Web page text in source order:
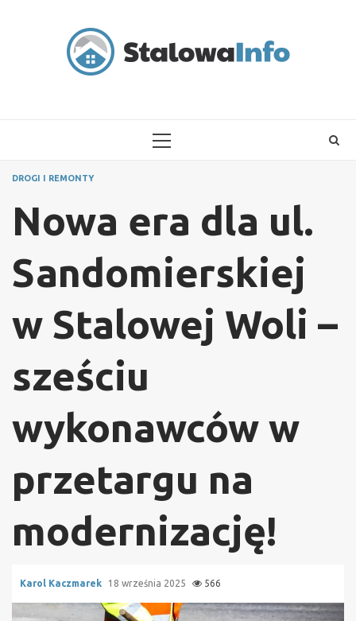
PRIMARY
DROGI I REMONTY
Nowa era dla ul.
Sandomierskiej
w Stalowej Woli –
sześciu
wykonawców w
przetargu na
modernizację!
Karol Kaczmarek 18 września 2025 566